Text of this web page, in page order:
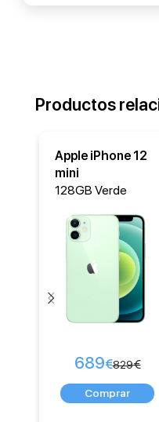
Productos
Apple iPhone 12
mini
128GB Verde
-17%
829€
689€